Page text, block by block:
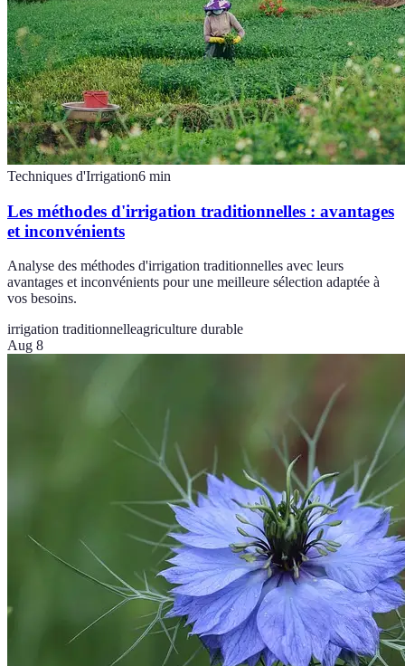
Techniques d'Irrigation6 min
Les méthodes d'irrigation traditionnelles : avantages
et inconvénients
Analyse des méthodes d'irrigation traditionnelles avec leurs
avantages et inconvénients pour une meilleure sélection adaptée à
vos besoins.
irrigation traditionnelleagriculture durable
Aug 8